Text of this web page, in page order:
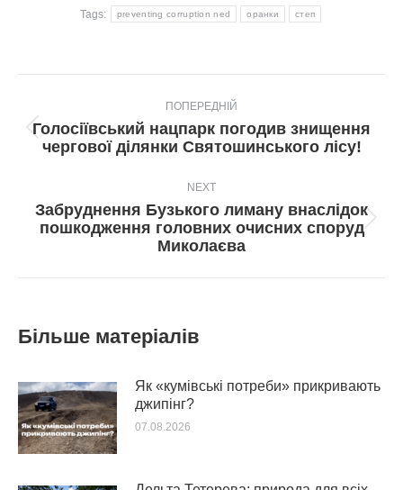
Tags: preventing corruption ned оранки степ
navigation
ПОПЕРЕДНІЙ
Попередній
пост:
Голосіївський нацпарк погодив знищення
чергової ділянки Святошинського лісу!
NEXT
Next
post:
Забруднення Бузького лиману внаслідок
пошкодження головних очисних споруд
Миколаєва
Більше матеріалів
Як «кумівські потреби» прикривають
джипінг?
07.08.2026